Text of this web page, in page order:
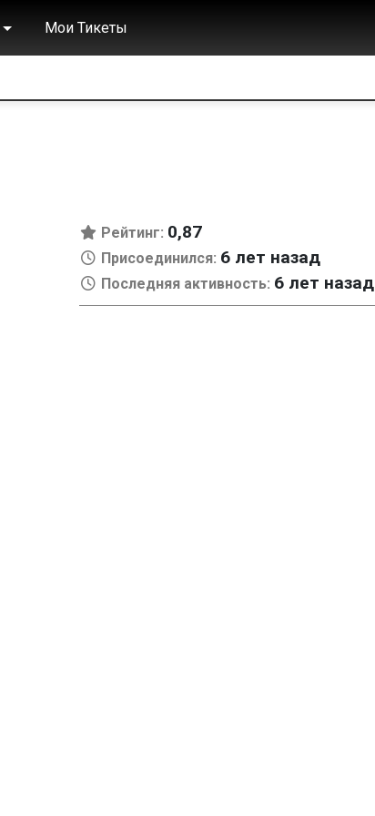
Мои Тикеты
Рейтинг: 0,87
Присоединился: 6 лет назад
Последняя активность: 6 лет назад